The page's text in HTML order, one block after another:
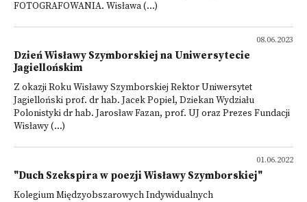
FOTOGRAFOWANIA. Wisława (...)
08.06.2023
Dzień Wisławy Szymborskiej na Uniwersytecie
Jagiellońskim
Z okazji Roku Wisławy Szymborskiej Rektor Uniwersytet
Jagielloński prof. dr hab. Jacek Popiel, Dziekan Wydziału
Polonistyki dr hab. Jarosław Fazan, prof. UJ oraz Prezes Fundacji
Wisławy (...)
01.06.2022
"Duch Szekspira w poezji Wisławy Szymborskiej"
Kolegium Międzyobszarowych Indywidualnych